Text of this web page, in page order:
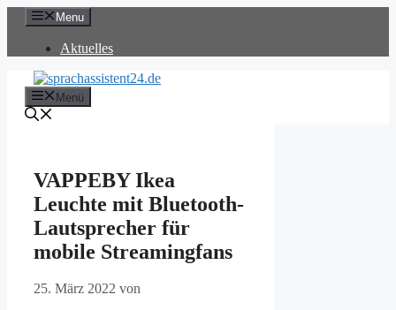
Zum
Inhalt
springen
Menu
Aktuelles
Menü
VAPPEBY Ikea
Leuchte mit Bluetooth-
Lautsprecher für
mobile Streamingfans
25. März 2022 von